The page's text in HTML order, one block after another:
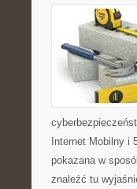
Internet Mobilny i
pokazana w
znaleźć tu